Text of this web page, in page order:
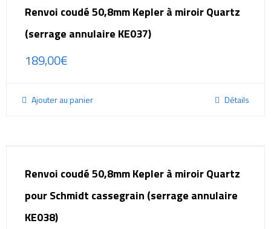
Renvoi coudé 50,8mm Kepler à miroir Quartz
(serrage annulaire KE037)
189,00€
Ajouter au panier Détails
Renvoi coudé 50,8mm Kepler à miroir Quartz
pour Schmidt cassegrain (serrage annulaire
KE038)